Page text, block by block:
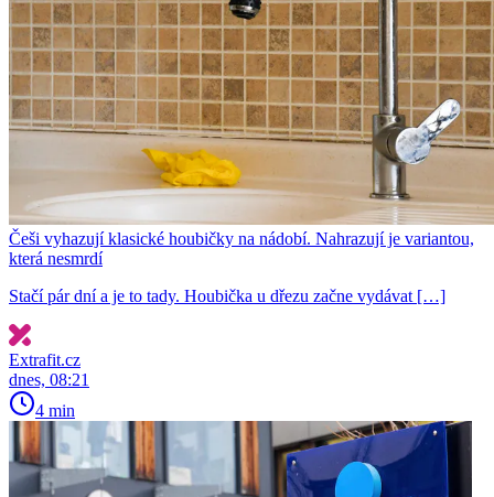
Češi vyhazují klasické houbičky na nádobí. Nahrazují je variantou,
která nesmrdí
Stačí pár dní a je to tady. Houbička u dřezu začne vydávat […]
Extrafit.cz
dnes, 08:21
4 min